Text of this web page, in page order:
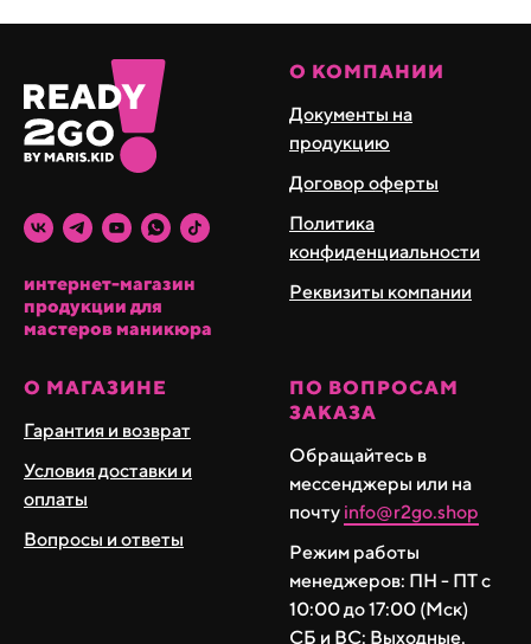
оттенками гель-лаков для получения желаемых
оттенков. Подходит для френча.
Хорошо подходит для работы на средних и длинных
ногтях, как базовое покрытие при процедуре маникюр
с гель лаком. Так же используется для коротких ногтей,
которым требуется выравнивание.
при работе с гель лаками. При использовании в
качестве подложки подходит для укрепления.
За счет свой средней консистенции хорошо
выравнивается и не уплывает в боковые стенки, что
позволяет ее аккуратнее разравнивать.
База от бренда реди ту гоу удобна в работе как
новичку, так и мастеру с опытом.
интернет-магазин
продукции для
мастеров маникюра
О КОМПАНИИ
Документы на
продукцию
Договор оферты
Политика
конфиденциальности
Реквизиты компании
О МАГАЗИНЕ
Гарантия и возврат
Условия доставки и
оплаты
Вопросы и ответы
ПО ВОПРОСАМ
ЗАКАЗА
Обращайтесь в
мессенджеры или на
почту info@r2go.shop
Режим работы
менеджеров: ПН - ПТ с
10:00 до 17:00 (Мск)
СБ и ВС: Выходные.